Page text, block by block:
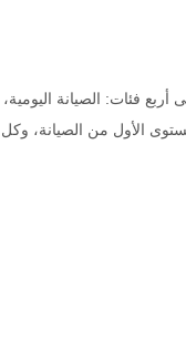
فئات: الصيانة اليومية،